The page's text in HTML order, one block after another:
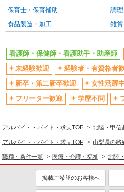
保育士・保育補助
調
食品製造・加工
雑
看護師・保健師・看護助手・助産師
未経験歓迎
経験者・有資格者
新卒・第二新卒歓迎
女性活躍中
フリーター歓迎
学歴不問
アルバイト・バイト・求人TOP 北陸・甲信
アルバイト・バイト・求人TOP 山梨県の路
職種・条件一覧 医療・介護・福祉 北陸
掲載ご希望のお客様へ